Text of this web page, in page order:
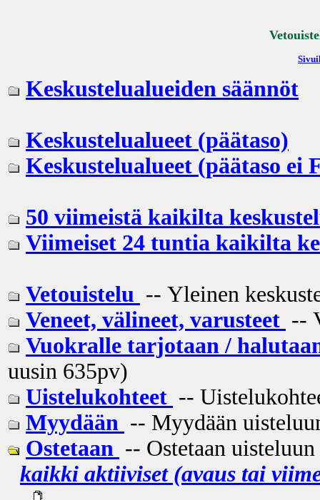
Keskustelualueiden säännöt
Keskustelualueet (päätaso)
Keskustelualueet (päätaso ei
50 viimeistä kaikilta
Viimeiset 24 tuntia kaikilta
Vetouistelu -- Yleinen
Veneet, välineet, varusteet --
Vuokralle tarjotaan /
uusin 635pv)
Uistelukohteet --
Myydään -- Myydään
Ostetaan -- Ostetaan
kaikki aktiiviset (avaus tai